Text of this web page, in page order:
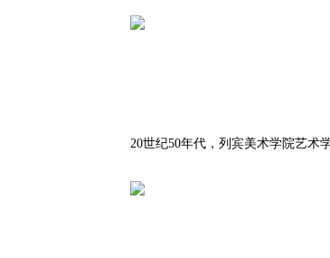
20世纪50年代，列宾美术学院艺术